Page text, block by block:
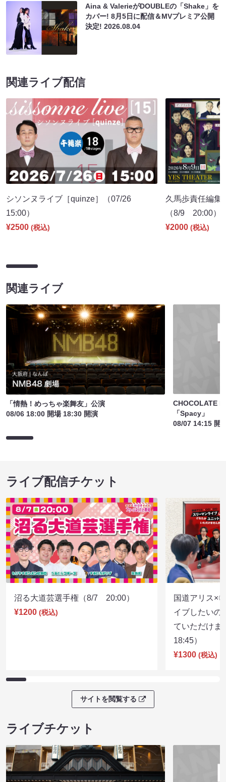
Aina & ValerieがDOUBLEの「Shake」を
カバー! 8月5日に配信＆MVプレミア公開
決定!2026.08.04
関連ライブ配信
シソンヌライブ［quinze］（07/26
15:00）
¥2500 (税込)
久馬歩責任編集
（8/9 20:00）
¥2000 (税込)
関連ライブ
「情熱！めっちゃ楽舞友」公演
08/06 18:00 開場 18:30 開演
CHOCOLATE
「Spacy」
08/07 14:15 開
ライブ配信チケット
沼る大道芸選手権（8/7 20:00）
¥1200 (税込)
国道アリス×
イブしたいの
ていただけ
18:45）
¥1300 (税込)
サイトを閲覧する
ライブチケット